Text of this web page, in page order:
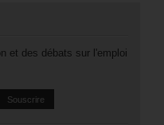
et des débats sur l'emploi